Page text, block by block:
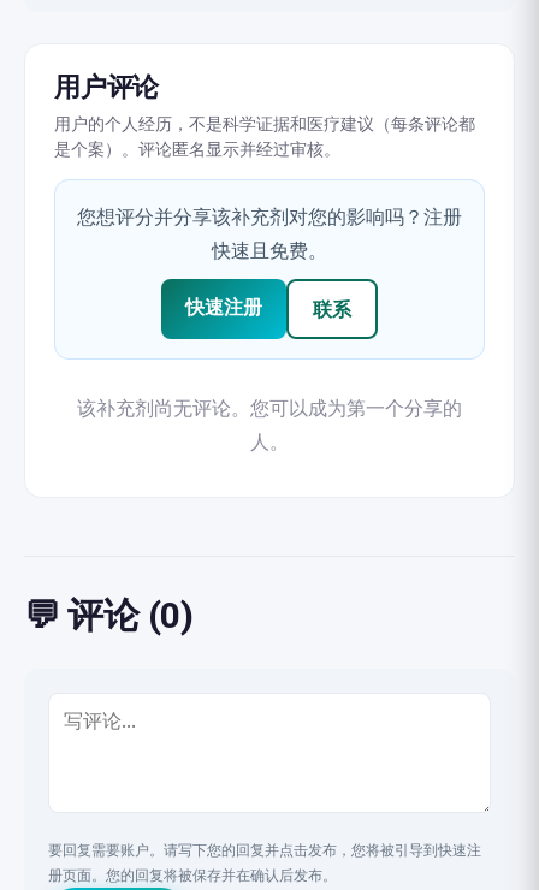
用户评论
用户的个人经历，不是科学证据和医疗建议（每条评论都
是个案）。评论匿名显示并经过审核。
您想评分并分享该补充剂对您的影响吗？注册
快速且免费。
快速注册 联系
该补充剂尚无评论。您可以成为第一个分享的
人。
💬 评论 (0)
要回复需要账户。请写下您的回复并点击发布，您将被引导到快速注
册页面。您的回复将被保存并在确认后发布。